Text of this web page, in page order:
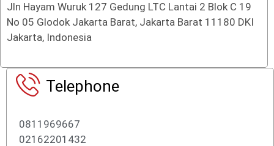
Jln Hayam Wuruk 127 Gedung LTC Lantai 2 Blok C 19
No 05 Glodok Jakarta Barat, Jakarta Barat 11180 DKI
Jakarta, Indonesia
Telephone
0811969667
02162201432